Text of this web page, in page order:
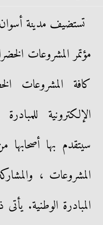
تستضيف مدينة
مؤتمر المشروعات
كافة المشروعات
سيتقدم بها
المشروعات ،
المبادرة الوطنية.